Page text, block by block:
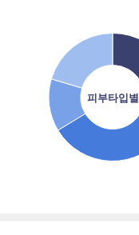
피부타입별